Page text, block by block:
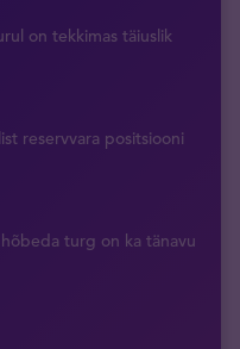
on tekkimas täiuslik
reservvara positsiooni
turg on ka tänavu